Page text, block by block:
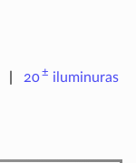
20± iluminuras